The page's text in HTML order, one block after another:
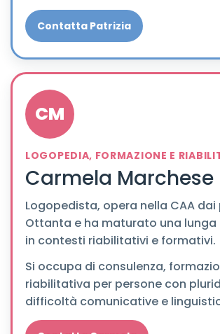
Contatta Patrizia
CM
LOGOPEDIA, FORMAZIONE E
Carmela Marchese
Logopedista, opera nella CAA dai
Ottanta e ha maturato una lunga
in contesti riabilitativi e formativi.
Si occupa di consulenza,
riabilitativa per persone con
difficoltà comunicative e